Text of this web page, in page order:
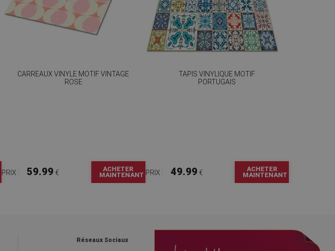
CARREAUX VINYLE MOTIF VINTAGE
ROSE
PRIX : 59.99 €
ACHETER
MAINTENANT
TAPIS VINYLIQUE MOTIF
PORTUGAIS
PRIX : 49.99 €
ACHETER
MAINTENANT
Réseaux Sociaux